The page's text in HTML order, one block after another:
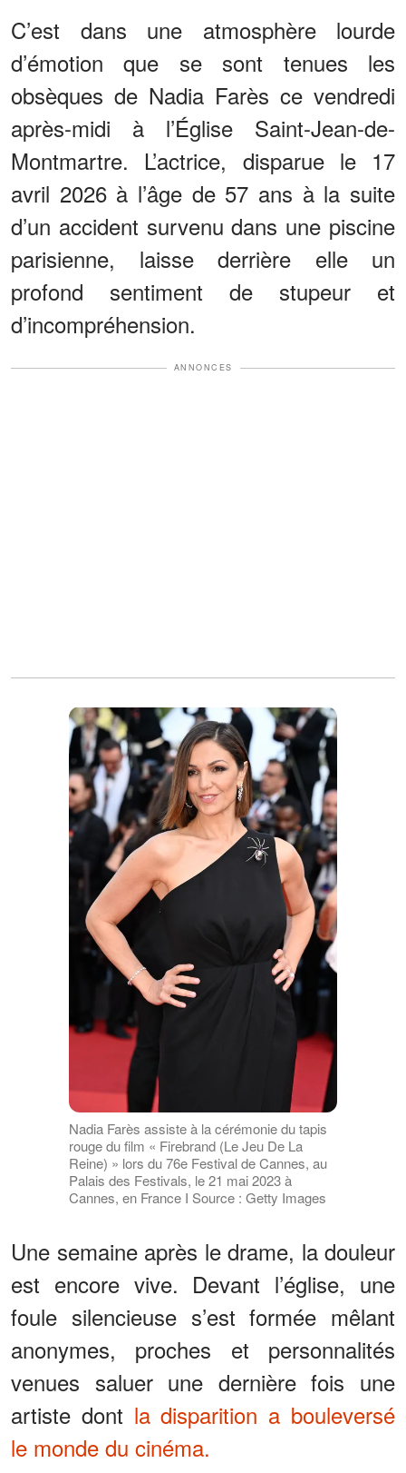
C’est dans une atmosphère lourde
d’émotion que se sont tenues les
obsèques de Nadia Farès ce vendredi
après-midi à l’Église Saint-Jean-de-
Montmartre. L’actrice, disparue le 17
avril 2026 à l’âge de 57 ans à la suite
d’un accident survenu dans une piscine
parisienne, laisse derrière elle un
profond sentiment de stupeur et
d’incompréhension.
ANNONCES
Nadia Farès assiste à la cérémonie du tapis
rouge du film « Firebrand (Le Jeu De La
Reine) » lors du 76e Festival de Cannes, au
Palais des Festivals, le 21 mai 2023 à
Cannes, en France I Source : Getty Images
Une semaine après le drame, la douleur
est encore vive. Devant l’église, une
foule silencieuse s’est formée mêlant
anonymes, proches et personnalités
venues saluer une dernière fois une
artiste dont la disparition a bouleversé
le monde du cinéma.